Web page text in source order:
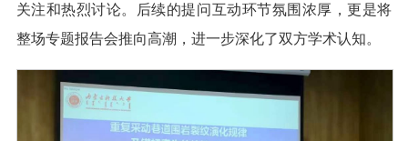
关注和热烈讨论。后续的提问互动环节氛围浓厚，更是将
整场专题报告会推向高潮，进一步深化了双方学术认知。